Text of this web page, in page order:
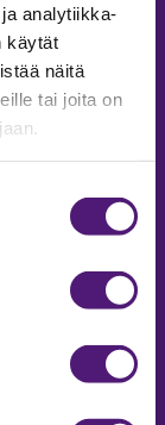
analytiikka-
käytät
näitä
tai joita on